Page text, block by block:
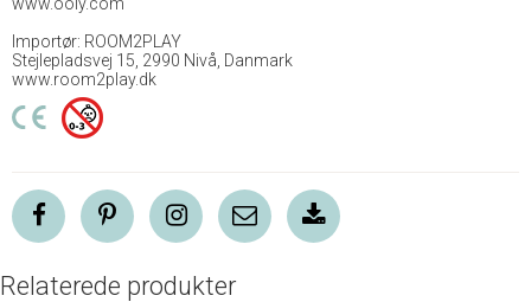
Importør: ROOM2PLAY
Stejlepladsvej 15, 2990 Nivå, Danmark
www.room2play.dk
Relaterede produkter